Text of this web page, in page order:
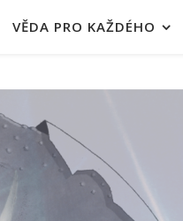
VĚDA PRO KAŽDÉHO